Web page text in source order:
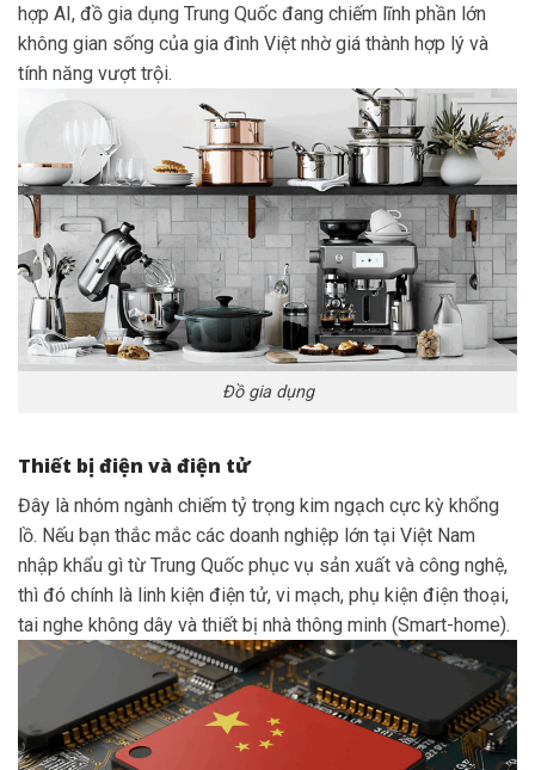
hợp AI, đồ gia dụng Trung Quốc đang chiếm lĩnh phần lớn
không gian sống của gia đình Việt nhờ giá thành hợp lý và
tính năng vượt trội.
Đồ gia dụng
Thiết bị điện và điện tử
Đây là nhóm ngành chiếm tỷ trọng kim ngạch cực kỳ khổng
lồ. Nếu bạn thắc mắc các doanh nghiệp lớn tại Việt Nam
nhập khẩu gì từ Trung Quốc phục vụ sản xuất và công nghệ,
thì đó chính là linh kiện điện tử, vi mạch, phụ kiện điện thoại,
tai nghe không dây và thiết bị nhà thông minh (Smart-home).